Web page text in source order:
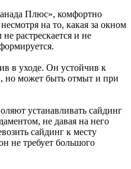
Плюс», комфортно
на то, какая за окном
растрескается и не
в уходе. Он устойчив к
но может быть отмыт и при
устанавливать сайдинг
не давая на него
сайдинг к месту
не требует большого